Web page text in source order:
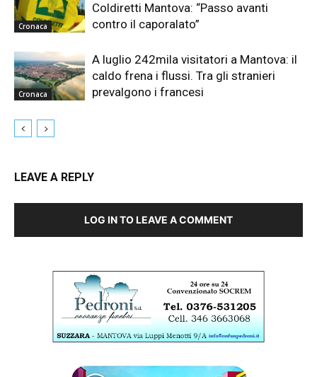
Cronaca
Coldiretti Mantova: “Passo avanti
contro il caporalato”
Cronaca
A luglio 242mila visitatori a Mantova: il
caldo frena i flussi. Tra gli stranieri
prevalgono i francesi
LEAVE A REPLY
LOG IN TO LEAVE A COMMENT